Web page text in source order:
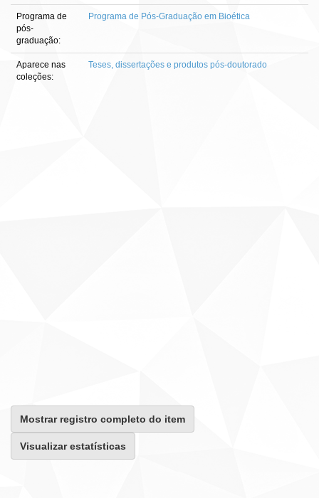
Programa de
pós-
graduação:
Programa de Pós-Graduação em Bioética
Aparece nas
coleções:
Teses, dissertações e produtos pós-doutorado
Mostrar registro completo do item
Visualizar estatísticas